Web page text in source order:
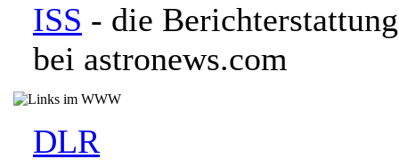
ISS - die
bei astronews.com
DLR